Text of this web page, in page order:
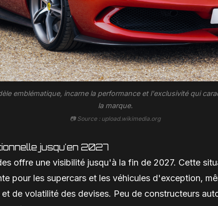
emblématique, incarne la performance et l'exclusivité qui
la marque.
📷 Source : upload.wikimedia.org
jusqu'en 2027
offre une visibilité jusqu'à la fin de 2027. Cette
pour les supercars et les véhicules d'exception,
de volatilité des devises. Peu de constructeurs